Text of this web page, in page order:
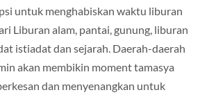
untuk menghabiskan waktu liburan
Liburan alam, pantai, gunung, liburan
istiadat dan sejarah. Daerah-daerah
akan membikin moment tamasya
dan menyenangkan untuk